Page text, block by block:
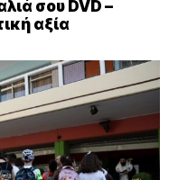
σου DVD –
αξία